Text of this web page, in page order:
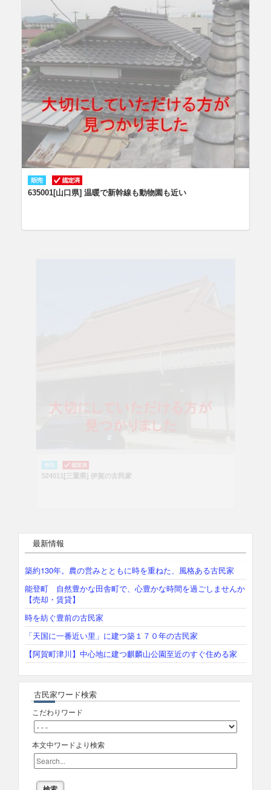
635001[山口県] 温暖で新幹線も動物園も近い
最新情報
築約130年。農の営みとともに時を重ねた、風格ある古民家
能登町 自然豊かな田舎町で、心豊かな時間を過ごしませんか
【売却・賃貸】
時を紡ぐ豊前の古民家
「天国に一番近い里」に建つ築１７０年の古民家
【阿賀町津川】中心地に建つ麒麟山公園至近のすぐ住める家
古民家ワード検索
こだわりワード
本文中ワードより検索